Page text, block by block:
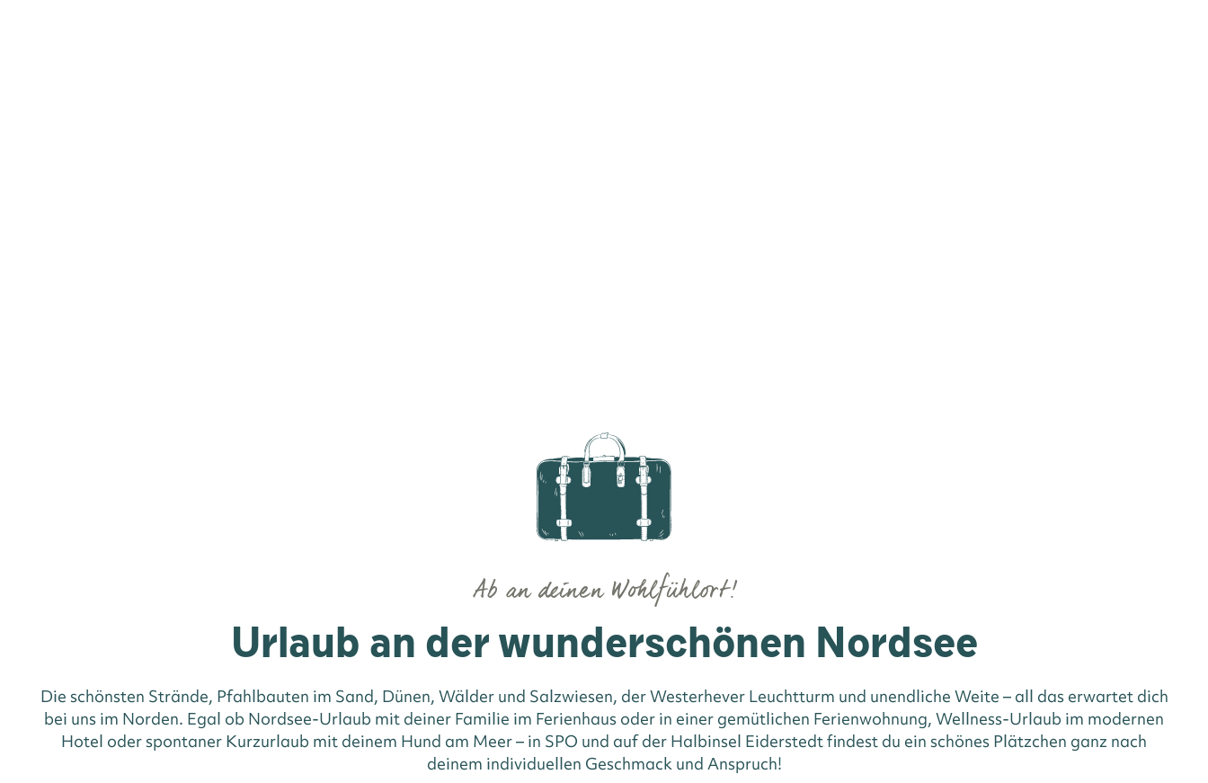
Urlaub an der wunderschönen Nordsee
Ab an deinen Wohlfühlort!
Die schönsten Strände, Pfahlbauten im Sand, Dünen, Wälder und Salzwiesen, der Westerhever Leuchtturm und unendliche Weite – all das erwartet dich
bei uns im Norden. Egal ob Nordsee-Urlaub mit deiner Familie im Ferienhaus oder in einer gemütlichen Ferienwohnung, Wellness-Urlaub im modernen
Hotel oder spontaner Kurzurlaub mit deinem Hund am Meer – in SPO und auf der Halbinsel Eiderstedt findest du ein schönes Plätzchen ganz nach
deinem individuellen Geschmack und Anspruch!